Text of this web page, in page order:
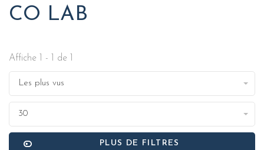
CO LAB
Affiche 1 - 1 de 1
Les plus vus
30
PLUS DE FILTRES